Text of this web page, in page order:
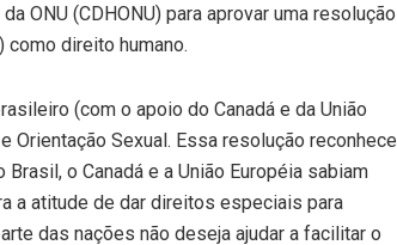
ONU (CDHONU) para aprovar uma resolução
como direito humano.
(com o apoio do Canadá e da União
Orientação Sexual. Essa resolução reconhece
o Canadá e a União Européia sabiam
a atitude de dar direitos especiais para
das nações não deseja ajudar a facilitar o